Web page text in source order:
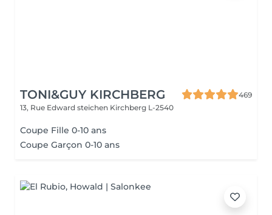
TONI&GUY KIRCHBERG
469
13, Rue Edward steichen Kirchberg L-2540
Coupe Fille 0-10 ans
Coupe Garçon 0-10 ans